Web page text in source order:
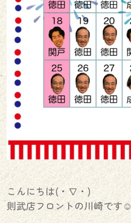
こんにちは(・∇・)
則武店フロントの川崎です☺︎